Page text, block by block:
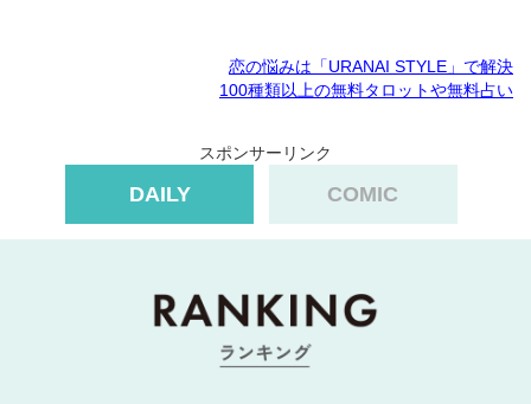
恋の悩みは「URANAI STYLE」で解決
100種類以上の無料タロットや無料占い
スポンサーリンク
DAILY COMIC